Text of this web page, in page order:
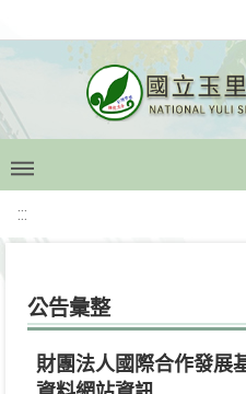
:::
公告彙整
財團法人國際合作發展